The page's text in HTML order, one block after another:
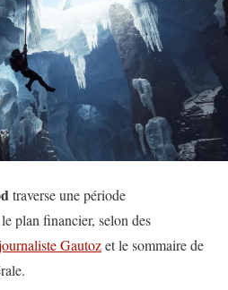
traverse une période
plan financier, selon des
Gautozet le sommaire de